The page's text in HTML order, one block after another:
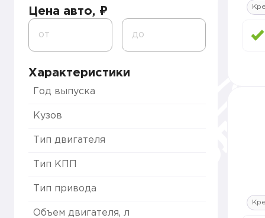
Цена авто, ₽
от до
Характеристики
Год выпуска
Кузов
Тип двигателя
Тип КПП
Тип привода
Объем двигателя, л